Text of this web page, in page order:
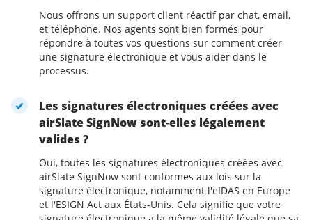
Nous offrons un support client réactif par chat, email,
et téléphone. Nos agents sont bien formés pour
répondre à toutes vos questions sur comment créer
une signature électronique et vous aider dans le
processus.
Les signatures électroniques créées avec
airSlate SignNow sont-elles légalement
valides ?
Oui, toutes les signatures électroniques créées avec
airSlate SignNow sont conformes aux lois sur la
signature électronique, notamment l'eIDAS en Europe
et l'ESIGN Act aux États-Unis. Cela signifie que votre